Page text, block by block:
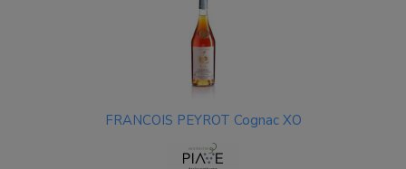
FRANCOIS PEYROT Cognac XO